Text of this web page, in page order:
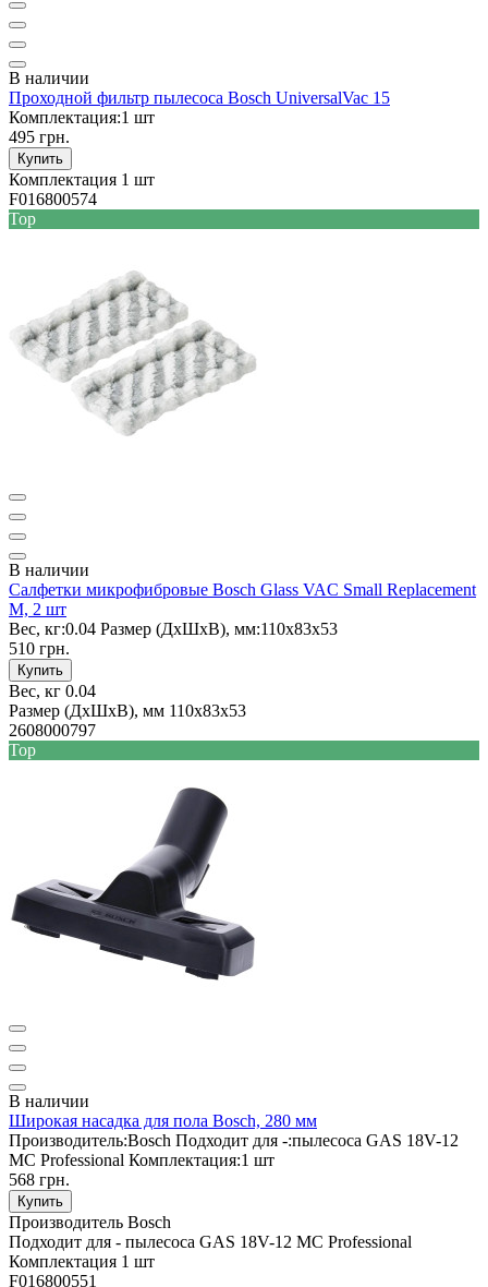
В наличии
Проходной фильтр пылесоса Bosch UniversalVac 15
Комплектация:1 шт
495 грн.
Купить
Комплектация 1 шт
F016800574
Top
В наличии
Салфетки микрофибровые Bosch Glass VAC Small Replacement
M, 2 шт
Вес, кг:0.04 Размер (ДxШxВ), мм:110x83x53
510 грн.
Купить
Вес, кг 0.04
Размер (ДxШxВ), мм 110x83x53
2608000797
Top
В наличии
Широкая насадка для пола Bosch, 280 мм
Производитель:Bosch Подходит для -:пылесоса GAS 18V-12
MC Professional Комплектация:1 шт
568 грн.
Купить
Производитель Bosch
Подходит для - пылесоса GAS 18V-12 MC Professional
Комплектация 1 шт
F016800551